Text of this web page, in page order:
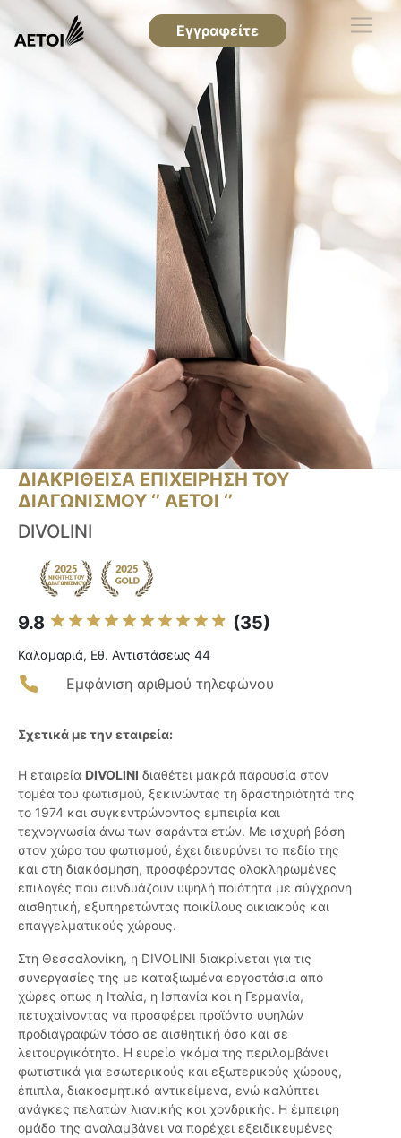
Εγγραφείτε
ΔΙΑΚΡΙΘΕΙΣΑ ΕΠΙΧΕΙΡΗΣΗ ΤΟΥ
ΔΙΑΓΩΝΙΣΜΟΥ ‘’ ΑΕΤΟΙ ‘’
DIVOLINI
9.8 (35)
Καλαμαριά, Εθ. Αντιστάσεως 44
Εμφάνιση αριθμού τηλεφώνου
Σχετικά με την εταιρεία:
Η εταιρεία DIVOLINI διαθέτει μακρά παρουσία στον
τομέα του φωτισμού, ξεκινώντας τη δραστηριότητά της
το 1974 και συγκεντρώνοντας εμπειρία και
τεχνογνωσία άνω των σαράντα ετών. Με ισχυρή βάση
στον χώρο του φωτισμού, έχει διευρύνει το πεδίο της
και στη διακόσμηση, προσφέροντας ολοκληρωμένες
επιλογές που συνδυάζουν υψηλή ποιότητα με σύγχρονη
αισθητική, εξυπηρετώντας ποικίλους οικιακούς και
επαγγελματικούς χώρους.
Στη Θεσσαλονίκη, η DIVOLINI διακρίνεται για τις
συνεργασίες της με καταξιωμένα εργοστάσια από
χώρες όπως η Ιταλία, η Ισπανία και η Γερμανία,
πετυχαίνοντας να προσφέρει προϊόντα υψηλών
προδιαγραφών τόσο σε αισθητική όσο και σε
λειτουργικότητα. Η ευρεία γκάμα της περιλαμβάνει
φωτιστικά για εσωτερικούς και εξωτερικούς χώρους,
έπιπλα, διακοσμητικά αντικείμενα, ενώ καλύπτει
ανάγκες πελατών λιανικής και χονδρικής. Η έμπειρη
ομάδα της αναλαμβάνει να παρέχει εξειδικευμένες